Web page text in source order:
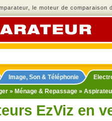
le moteur de comparaison
Image, Son & Téléphonie
» Ménage & Repassage »
EzViz en